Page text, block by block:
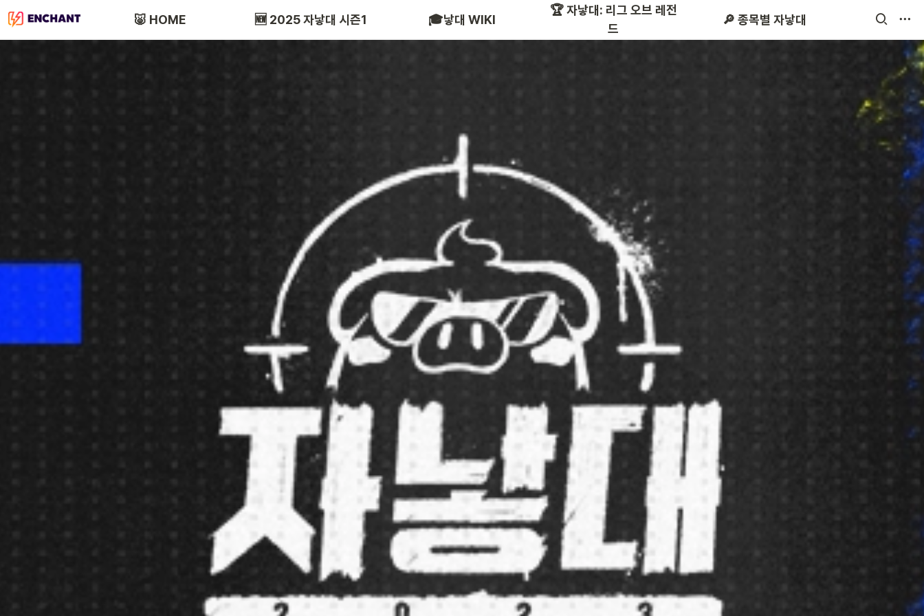
🐷 HOME 🆕 2025 자낳대 시즌1 🎓낳대 WIKI
🏆 자낳대: 리그 오브 레전
드
🔎 종목별 자낳대
참여 인플루언서 2022 시즌2 스타크래프트